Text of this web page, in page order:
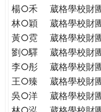
楊○禾
葳格學校財
林○穎
葳格學校財
黃○霓
葳格學校財
劉○驛
葳格學校財
李○彤
葳格學校財
王○臻
葳格學校財
吳○洋
葳格學校財